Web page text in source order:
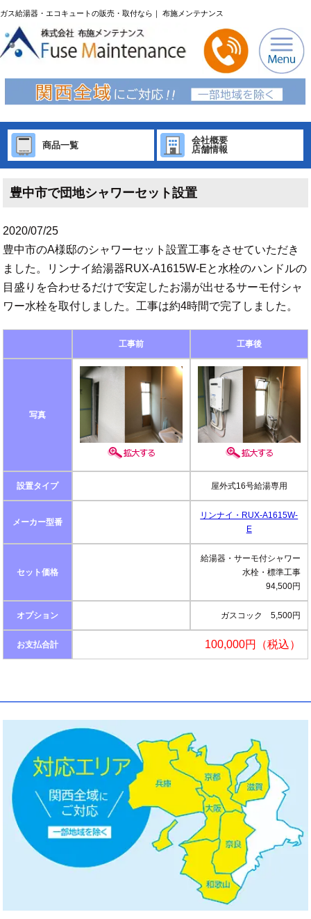
ガス給湯器・エコキュートの販売・取付なら｜ 布施メンテナンス
商品一覧
会社概要
店舗情報
豊中市で団地シャワーセット設置
2020/07/25
豊中市のA様邸のシャワーセット設置工事をさせていただき
ました。リンナイ給湯器RUX-A1615W-Eと水栓のハンドルの
目盛りを合わせるだけで安定したお湯が出せるサーモ付シャ
ワー水栓を取付しました。工事は約4時間で完了しました。
工事前 工事後
写真
設置タイプ 屋外式16号給湯専用
メーカー型番
リンナイ・RUX-A1615W-
E
セット価格
給湯器・サーモ付シャワー
水栓・標準工事
94,500円
オプション ガスコック 5,500円
お支払合計 100,000円（税込）